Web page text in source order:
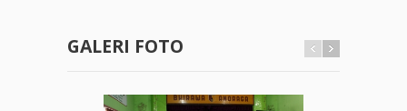
GALERI FOTO